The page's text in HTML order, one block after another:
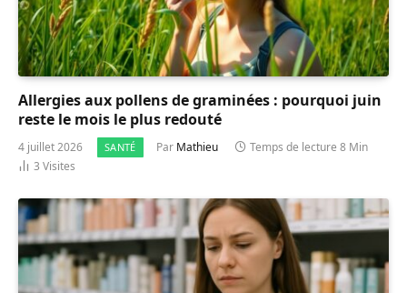
Allergies aux pollens de graminées : pourquoi juin
reste le mois le plus redouté
4 juillet 2026 SANTÉ Par Mathieu
Temps de lecture 8 Min
3 Visites